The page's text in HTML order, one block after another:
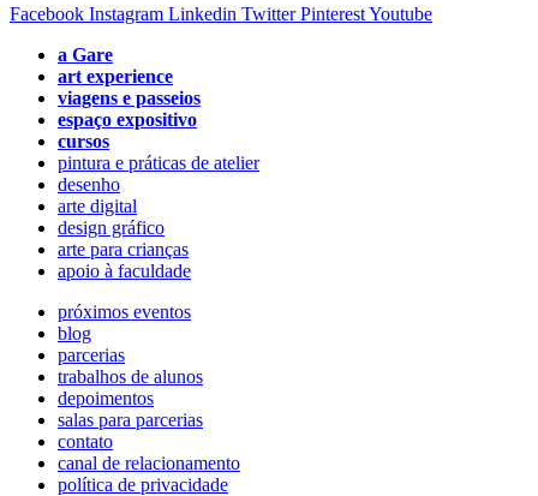
Facebook Instagram Linkedin Twitter PinterestYoutube
a Gare
art experience
viagens e passeios
espaço expositivo
cursos
pintura e práticas de atelier
desenho
arte digital
design gráfico
arte para crianças
apoio à faculdade
próximos eventos
blog
parcerias
trabalhos de alunos
depoimentos
salas para parcerias
contato
canal de relacionamento
política de privacidade